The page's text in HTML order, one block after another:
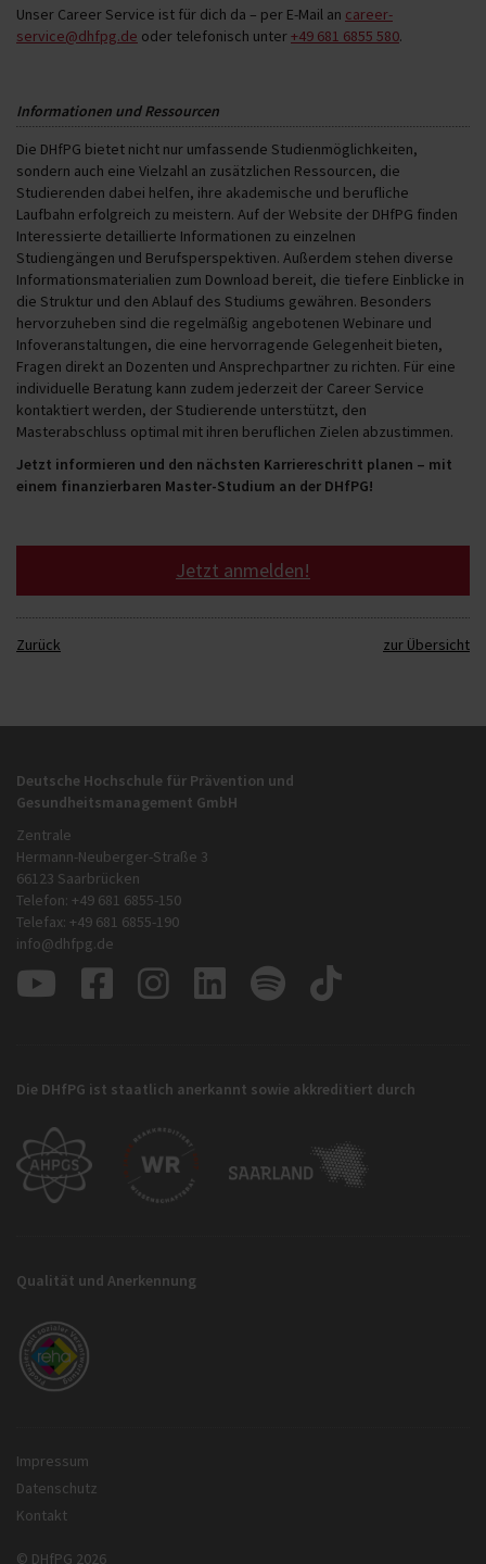
Unser Career Service ist für dich da – per E-Mail an career-
service@dhfpg.de oder telefonisch unter+49 681 6855 580.
Informationen und Ressourcen
Die DHfPG bietet nicht nur umfassende Studienmöglichkeiten,
sondern auch eine Vielzahl an zusätzlichen Ressourcen, die
Studierenden dabei helfen, ihre akademische und berufliche
Laufbahn erfolgreich zu meistern. Auf der Website der DHfPG finden
Interessierte detaillierte Informationen zu einzelnen
Studiengängen und Berufsperspektiven. Außerdem stehen diverse
Informationsmaterialien zum Download bereit, die tiefere Einblicke in
die Struktur und den Ablauf des Studiums gewähren. Besonders
hervorzuheben sind die regelmäßig angebotenen Webinare und
Infoveranstaltungen, die eine hervorragende Gelegenheit bieten,
Fragen direkt an Dozenten und Ansprechpartner zu richten. Für eine
individuelle Beratung kann zudem jederzeit der Career Service
kontaktiert werden, der Studierende unterstützt, den
Masterabschluss optimal mit ihren beruflichen Zielen abzustimmen.
Jetzt informieren und den nächsten Karriereschritt planen – mit
einem finanzierbaren Master-Studium an der DHfPG!
Jetzt anmelden!
Zurück zur Übersicht
Deutsche Hochschule für Prävention und
Gesundheitsmanagement GmbH
Zentrale
Hermann-Neuberger-Straße 3
66123 Saarbrücken
Telefon: +49 681 6855-150
Telefax: +49 681 6855-190
info@dhfpg.de
Die DHfPG ist staatlich anerkannt sowie akkreditiert durch
Qualität und Anerkennung
Impressum
Datenschutz
Kontakt
© DHfPG 2026